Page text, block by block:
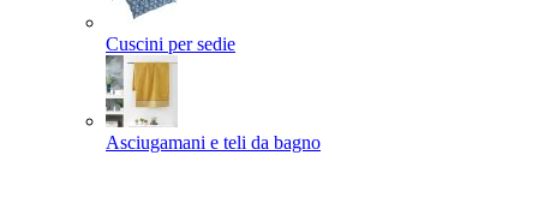
Cuscini per sedie
Asciugamani e teli da bagno